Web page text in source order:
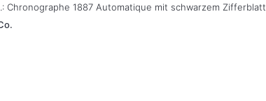
Chronographe 1887 Automatique mit schwarzem Zifferblatt